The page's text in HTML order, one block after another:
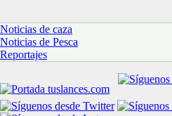
Noticias de caza
Noticias de Pesca
Reportajes